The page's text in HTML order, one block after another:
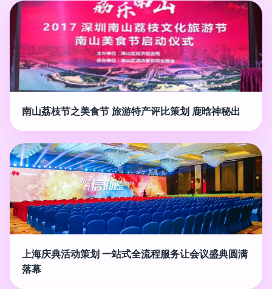
南山荔枝节之美食节 旅游特产评比策划 鹿晗神秘出
上海庆典活动策划 一站式全流程服务让会议盛典圆满
落幕